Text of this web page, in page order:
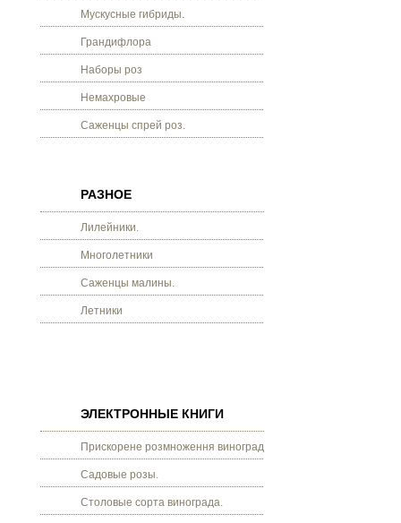
Мускусные гибриды.
Грандифлора
Наборы роз
Немахровые
Саженцы спрей роз.
РАЗНОЕ
Лилейники.
Многолетники
Саженцы малины.
Летники
ЭЛЕКТРОННЫЕ КНИГИ
Прискорене розмноження винограду.
Садовые розы.
Столовые сорта винограда.